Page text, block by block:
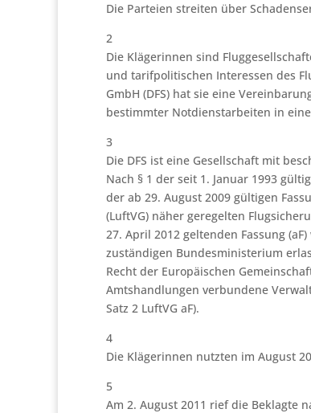
Die Parteien streiten über
2
Die Klägerinnen sind
und tarifpolitischen Interessen des
GmbH (DFS) hat sie eine
bestimmter Notdienstarbeiten in
3
Die DFS ist eine Gesellschaft mit
Nach § 1 der seit 1. Januar 1993
der ab 29. August 2009 gültigen
(LuftVG) näher geregelten
27. April 2012 geltenden Fassung
zuständigen Bundesministerium
Recht der Europäischen
Amtshandlungen verbundene
Satz 2 LuftVG aF).
4
Die Klägerinnen nutzten im August
5
Am 2. August 2011 rief die Beklagte